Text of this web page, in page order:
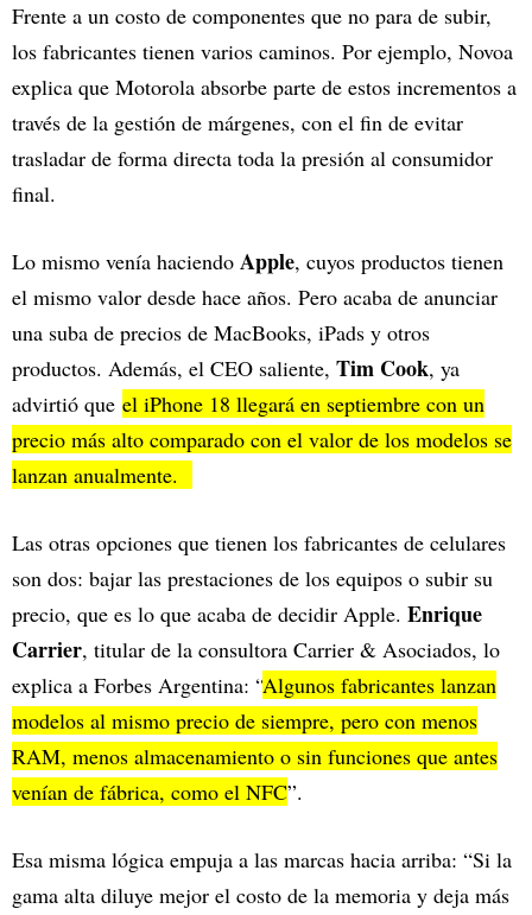
Frente a un costo de componentes que no para de subir,
los fabricantes tienen varios caminos. Por ejemplo, Novoa
explica que Motorola absorbe parte de estos incrementos a
través de la gestión de márgenes, con el fin de evitar
trasladar de forma directa toda la presión al consumidor
final.
Lo mismo venía haciendo Apple, cuyos productos tienen
el mismo valor desde hace años. Pero acaba de anunciar
una suba de precios de MacBooks, iPads y otros
productos. Además, el CEO saliente, Tim Cook, ya
advirtió que el iPhone 18 llegará en septiembre con un
precio más alto comparado con el valor de los modelos se
lanzan anualmente.
Las otras opciones que tienen los fabricantes de celulares
son dos: bajar las prestaciones de los equipos o subir su
precio, que es lo que acaba de decidir Apple. Enrique
Carrier, titular de la consultora Carrier & Asociados, lo
explica a Forbes Argentina: “Algunos fabricantes lanzan
modelos al mismo precio de siempre, pero con menos
RAM, menos almacenamiento o sin funciones que antes
venían de fábrica, como el NFC”.
Esa misma lógica empuja a las marcas hacia arriba: “Si la
gama alta diluye mejor el costo de la memoria y deja más